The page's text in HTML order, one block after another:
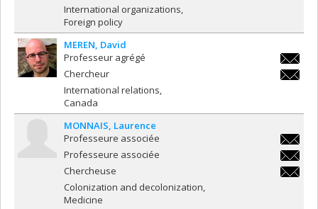
International organizations
Foreign policy
MEREN David
Professeur agrégé
Chercheur
International relations
Canada
MONNAIS Laurence
Professeure associée
Professeure associée
Chercheuse
Colonization and decolonization
Medicine